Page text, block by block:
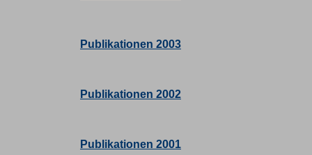
Publikationen 2003
Publikationen 2002
Publikationen 2001